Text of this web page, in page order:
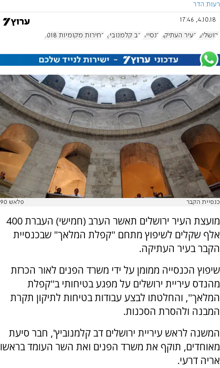
רעות הדר
4.10.18, 17:46
ירושלים העיר העתיקה כנסייה דב קלמנוביץ' בחירות מקומיות 2018
כנסיית הקבר פלאש 90
מועצת העיר ירושלים תאשר הערב (חמישי) העברת 400
אלף שקלים לשיפוץ מתחם "קפלת המלאך" שבכנסיית
הקבר בעיר העתיקה.
שיפוץ הכנסייה ממומן על ידי משרד הפנים לאור הכרזת
מהנדס עיריית ירושלים על מפגע בטיחותי ב''קפלת
המלאך'', והחלטתו לבצע עבודות בטיחות לתיקון תקרת
המבנה ולהסרת הסכנות.
המשנה לראש עיריית ירושלים דב קלמנוביץ', חבר סיעת
מאוחדים, תוקף את משרד הפנים ואת השר העומד בראשו
אריה דרעי.